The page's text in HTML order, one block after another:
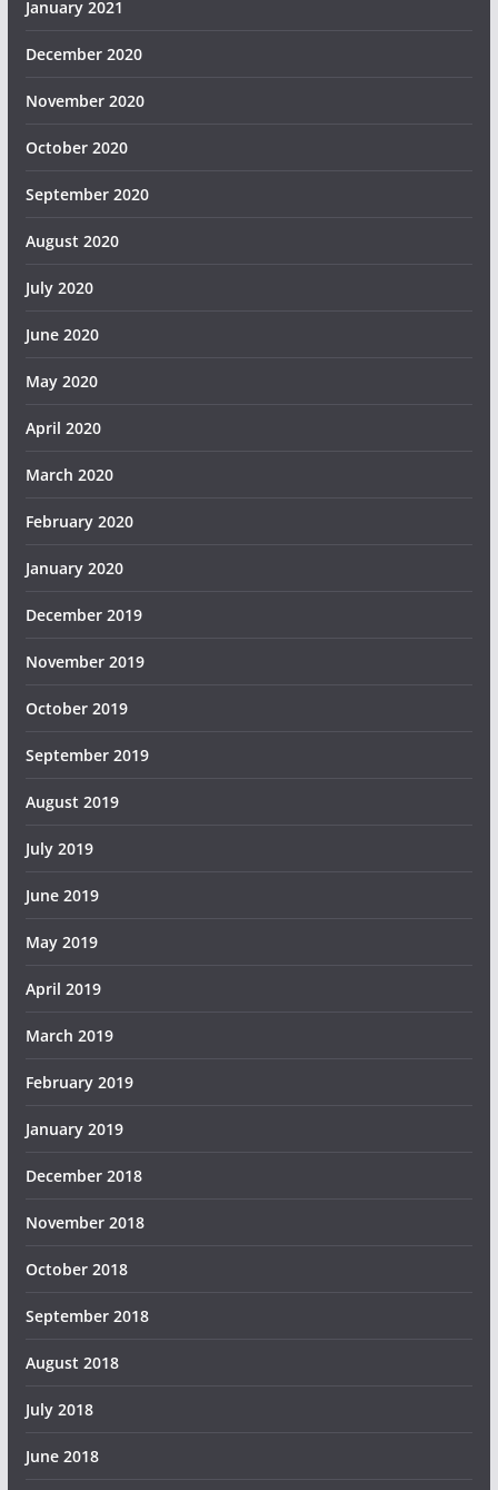
January 2021
December 2020
November 2020
October 2020
September 2020
August 2020
July 2020
June 2020
May 2020
April 2020
March 2020
February 2020
January 2020
December 2019
November 2019
October 2019
September 2019
August 2019
July 2019
June 2019
May 2019
April 2019
March 2019
February 2019
January 2019
December 2018
November 2018
October 2018
September 2018
August 2018
July 2018
June 2018